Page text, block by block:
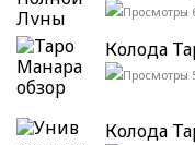
Колода
Колода